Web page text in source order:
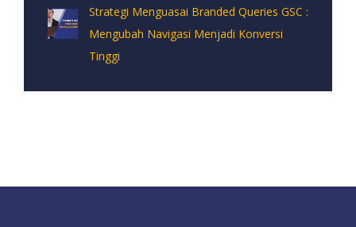
Strategi Menguasai Branded Queries GSC :
Mengubah Navigasi Menjadi Konversi
Tinggi